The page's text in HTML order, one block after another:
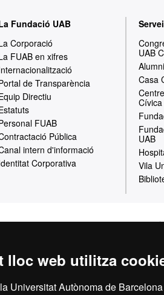
lloc web utilitza
Universitat Autònoma de
Fundació UAB
Corporació
FUAB en xifres
de Transparència
Directiu
FUAB
Pública
intern d'informació
Corporativa
UAB
Casa
Cívica
UAB
Vila